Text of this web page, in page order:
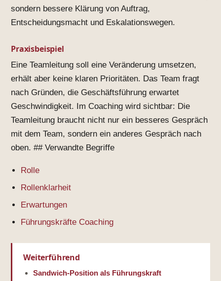
sondern bessere Klärung von Auftrag,
Entscheidungsmacht und Eskalationswegen.
Praxisbeispiel
Eine Teamleitung soll eine Veränderung umsetzen,
erhält aber keine klaren Prioritäten. Das Team fragt
nach Gründen, die Geschäftsführung erwartet
Geschwindigkeit. Im Coaching wird sichtbar: Die
Teamleitung braucht nicht nur ein besseres Gespräch
mit dem Team, sondern ein anderes Gespräch nach
oben. ## Verwandte Begriffe
Rolle
Rollenklarheit
Erwartungen
Führungskräfte Coaching
Weiterführend
Sandwich-Position als Führungskraft